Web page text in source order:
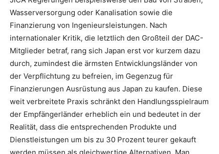
Wasserversorgung oder Kanalisation sowie die
Finanzierung von Ingenieursleistungen. Nach
internationaler Kritik, die letztlich den Großteil der DAC-
Mitglieder betraf, rang sich Japan erst vor kurzem dazu
durch, zumindest die ärmsten Entwicklungsländer von
der Verpflichtung zu befreien, im Gegenzug für
Finanzierungen Ausrüstung aus Japan zu kaufen. Diese
weit verbreitete Praxis schränkt den Handlungsspielraum
der Empfängerländer erheblich ein und bedeutet in der
Realität, dass die entsprechenden Produkte und
Dienstleistungen um bis zu 30 Prozent teurer gekauft